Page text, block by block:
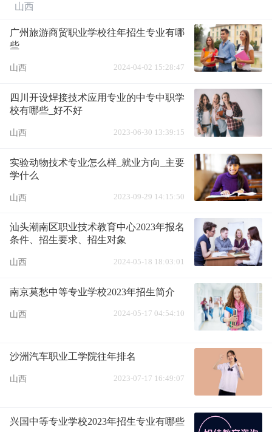
山西
广州旅游商贸职业学校往年招生专业有哪
些
山西 2024-04-02 15:28:47
四川开设焊接技术应用专业的中专中职学
校有哪些_好不好
山西 2023-06-30 13:39:15
实验动物技术专业怎么样_就业方向_主要
学什么
山西 2023-09-29 14:15:50
汕头潮南区职业技术教育中心2023年报名
条件、招生要求、招生对象
山西 2024-05-18 18:03:01
南京莫愁中等专业学校2023年招生简介
山西 2024-05-17 04:54:10
沙洲汽车职业工学院往年排名
山西 2023-07-17 16:49:07
兴国中等专业学校2023年招生专业有哪些